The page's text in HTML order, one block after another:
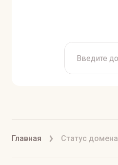
Главная Статус домена